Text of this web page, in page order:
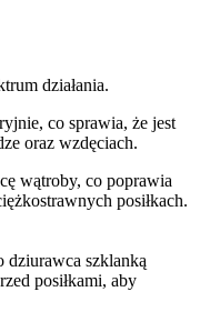
działania.
co sprawia, że jest
oraz wzdęciach.
wątroby, co poprawia
posiłkach.
dziurawca szklanką
posiłkami, aby